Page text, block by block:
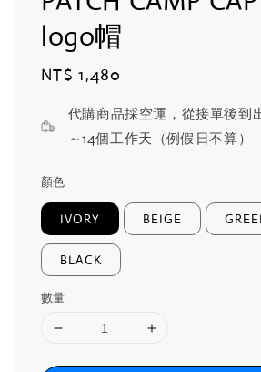
logo帽
Regular
NT$ 1,480
代購商品採空運，從接單後到
～14個工作天（例假日不算）
顏色
IVORY BEIGE
BLACK
數量